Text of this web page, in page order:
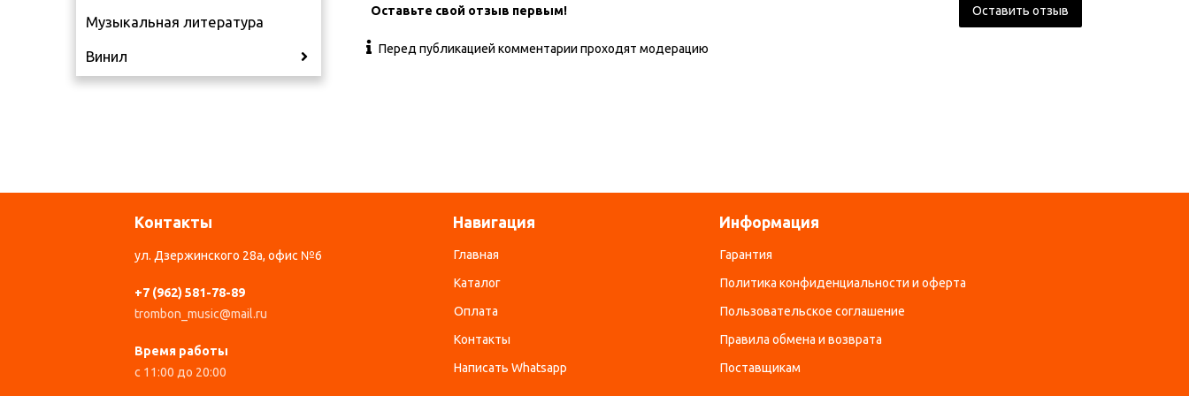
Музыкальная литература
Винил
Базовая на водной основе
Оставьте свой отзыв первым! Оставить отзыв
Перед публикацией комментарии проходят модерацию
Навигация
Главная
Каталог
Оплата
Контакты
Написать Whatsapp
Информация
Гарантия
Политика конфиденциальности и оферта
Пользовательское соглашение
Правила обмена и возврата
Поставщикам
Контакты
ул. Дзержинского 28а, офис №6
+7 (962) 581-78-89
trombon_music@mail.ru
Время работы
с 11:00 до 20:00